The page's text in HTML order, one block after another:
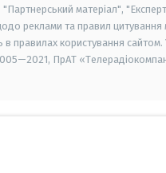
матеріал",
реклами та правил
в правилах користування сайтом.
ПрАТ